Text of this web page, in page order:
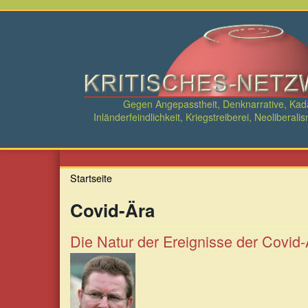
Direkt
Gegen Angepasstheit, Denknarrative,
Inländerfeindlichkeit, Kriegstreiberei,
Startseite
Covid-Ära
Die Natur der Ereignisse der